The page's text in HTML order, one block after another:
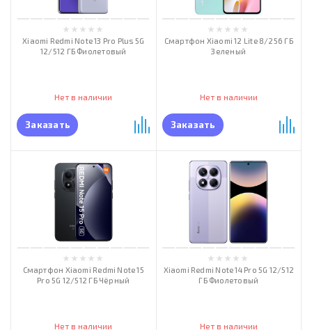
Xiaomi Redmi Note 13 Pro Plus 5G
12/512 ГБ Фиолетовый
Нет в наличии
Заказать
Смартфон Xiaomi 12 Lite 8/256 ГБ
Зеленый
Нет в наличии
Заказать
Смартфон Xiaomi Redmi Note 15
Pro 5G 12/512 ГБ Чёрный
Нет в наличии
Xiaomi Redmi Note 14 Pro 5G 12/512
ГБ Фиолетовый
Нет в наличии